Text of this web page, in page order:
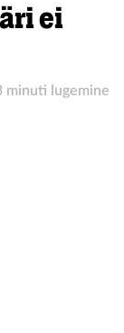
ei
minuti lugemine